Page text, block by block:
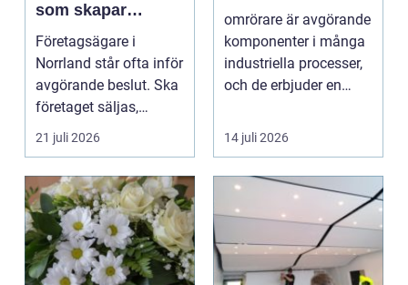
som skapar
tryggare affärer
Företagsägare i
Norrland står ofta inför
avgörande beslut. Ska
företaget säljas,
generationsskiftas,...
21 juli 2026
omrörare är avgörande
komponenter i många
industriella processer,
och de erbjuder en
14 juli 2026